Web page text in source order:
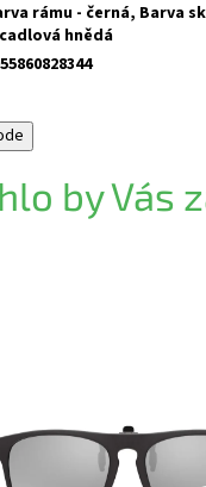
rámu - černá, Barva
hnědá
by Vás